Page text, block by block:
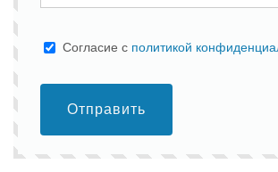
Cогласие с политикой
Отправить